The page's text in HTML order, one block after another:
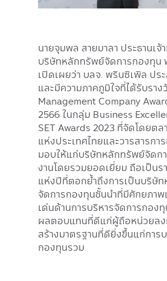
นายจุมพล สายมาลา ประธานเจ้
บริษัทหลักทรัพย์จัดการกองทุน
เปิดเผยว่า บลจ. พรินซิเพิล ปร
และมีความภาคภูมิใจที่ได้รับรา
Management Company
2566 ในกลุ่ม Business
SET Awards 2023 ที่จัดโดยต
แห่งประเทศไทยและวารสารกา
มอบให้แก่บริษัทหลักทรัพย์จัดก
งานโดยรวมยอดเยี่ยม ถือเป็นร
แห่งปีที่ตอกย้ำถึงการเป็นบริษั
จัดการกองทุนชั้นนำที่มีศักยภาพ
เด่นด้านการบริหารจัดการกอง
ผลตอบแทนที่ดีแก่ผู้ถือหน่วยล
สร้างมาตรฐานที่ดียิ่งขึ้นแก่การ
กองทุนรวม